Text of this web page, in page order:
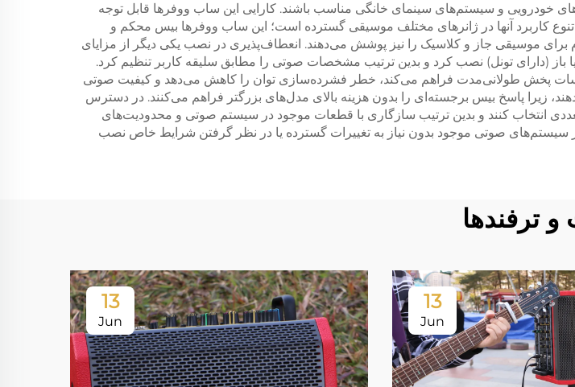
بیشتر نصب‌های خودرویی و سیستم‌های سینمای خانگی مناسب باشند. کارایی این ساب ووفرها قابل توجه
کاربرد آنها در ژانرهای مختلف موسیقی گسترده است؛ این ساب ووفرها بیس محکم و
موسیقی جاز و کلاسیک را نیز پوشش می‌دهند. انعطاف‌پذیری در نصب یکی دیگر از مزایای
در جعبه‌های بسته یا باز (دارای تونل) نصب کرد و بدین ترتیب مشخصات صوتی را مطابق سلیقه کاربر تنظیم کرد.
پخش طولانی‌مدت فراهم می‌کند، خطر فشرده‌سازی توان را کاهش می‌دهد و کیفیت صوتی
زیرا پاسخ بیس برجسته‌ای را بدون هزینه بالای مدل‌های بزرگتر فراهم می‌کنند. در دسترس
انتخاب کنند و بدین ترتیب سازگاری با قطعات موجود در سیستم صوتی و محدودیت‌های
در سیستم‌های صوتی موجود بدون نیاز به تغییرات گسترده یا در نظر گرفتن شرایط خاص نصب
و ترفندها
13
Jun
13
Jun